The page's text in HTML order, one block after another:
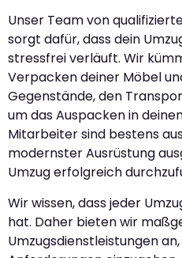
Unser Team von
sorgt dafür, dass dein
stressfrei verläuft. Wir
Verpacken deiner Möbel
Gegenstände, den
um das Auspacken in
Mitarbeiter sind bestens
modernster Ausrüstung
Umzug erfolgreich
Wir wissen, dass jeder
hat. Daher bieten wir
Umzugsdienstleistungen